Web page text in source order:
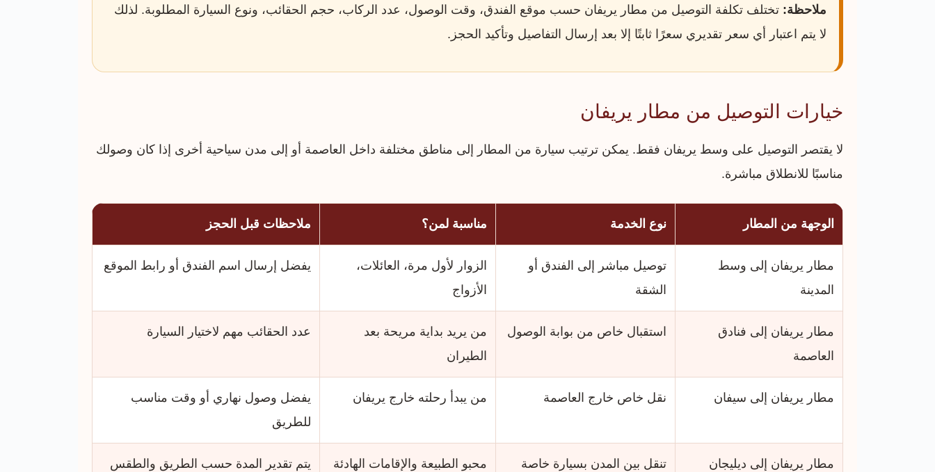
ملاحظة: تختلف تكلفة التوصيل من مطار يريفان حسب موقع الفندق، وقت الوصول، عدد الركاب، حجم الحقائب، ونوع السيارة المطلوبة. لذلك
لا يتم اعتبار أي سعر تقديري سعرًا ثابتًا إلا بعد إرسال التفاصيل وتأكيد الحجز.
خيارات التوصيل من مطار يريفان
لا يقتصر التوصيل على وسط يريفان فقط. يمكن ترتيب سيارة من المطار إلى مناطق مختلفة داخل العاصمة أو إلى مدن سياحية أخرى إذا كان وصولك
مناسبًا للانطلاق مباشرة.
الوجهة من المطار نوع الخدمة مناسبة لمن؟ ملاحظات قبل الحجز
مطار يريفان إلى وسط
المدينة
توصيل مباشر إلى الفندق أو
الشقة
الزوار لأول مرة، العائلات،
الأزواج
يفضل إرسال اسم الفندق أو رابط الموقع
مطار يريفان إلى فنادق
العاصمة
استقبال خاص من بوابة الوصول
من يريد بداية مريحة بعد
الطيران
عدد الحقائب مهم لاختيار السيارة
مطار يريفان إلى سيفان نقل خاص خارج العاصمة من يبدأ رحلته خارج يريفان
يفضل وصول نهاري أو وقت مناسب
للطريق
مطار يريفان إلى ديليجان تنقل بين المدن بسيارة خاصة محبو الطبيعة والإقامات الهادئة يتم تقدير المدة حسب الطريق والطقس